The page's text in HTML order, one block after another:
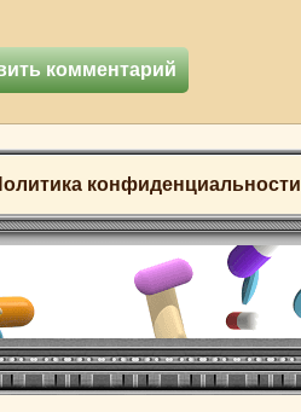
конфиденциальности